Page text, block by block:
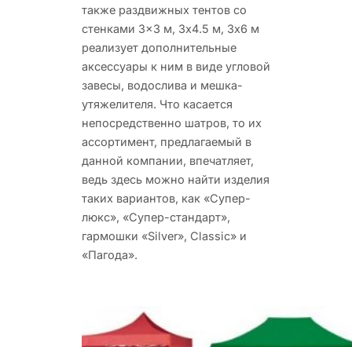
также раздвижных тентов со
стенками 3×3 м, 3х4.5 м, 3х6 м
реализует дополнительные
аксессуары к ним в виде угловой
завесы, водослива и мешка-
утяжелителя. Что касается
непосредственно шатров, то их
ассортимент, предлагаемый в
данной компании, впечатляет,
ведь здесь можно найти изделия
таких вариантов, как «Супер-
люкс», «Супер-стандарт»,
гармошки «Silver», Classic» и
«Пагода».